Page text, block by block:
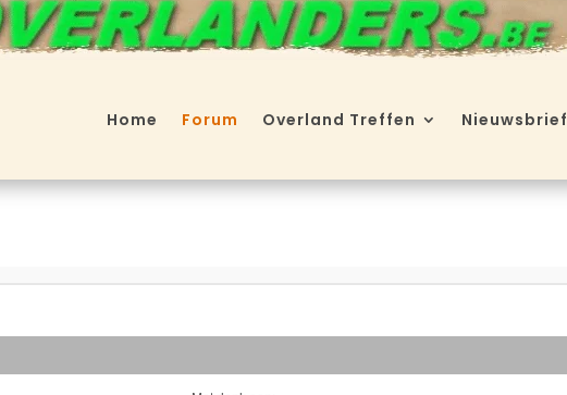
Home Forum Overland Treffen Nieuwsbrief